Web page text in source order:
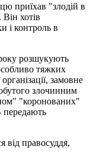
приїхав "злодій в
хотів
і контроль в
розшукують
тяжких
замовне
злочинним
"коронованих"
передають
від правосуддя,